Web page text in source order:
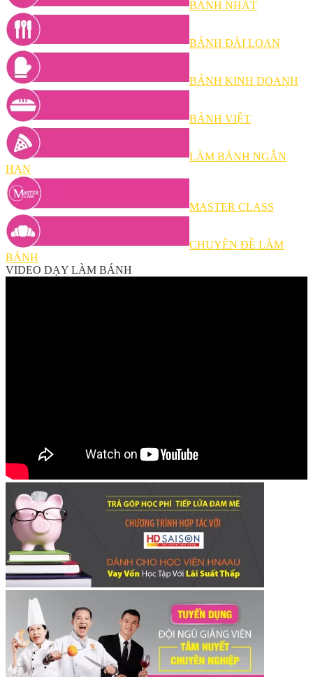
BÁNH NHẬT
BÁNH ĐÀI LOAN
BÁNH KINH DOANH
BÁNH VIỆT
LÀM BÁNH NGẮN
HẠN
MASTER CLASS
CHUYÊN ĐỀ LÀM
BÁNH
VIDEO DẠY LÀM BÁNH